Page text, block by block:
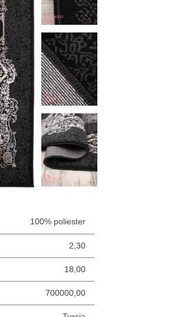
100% poliester
2,30
18,00
700000,00